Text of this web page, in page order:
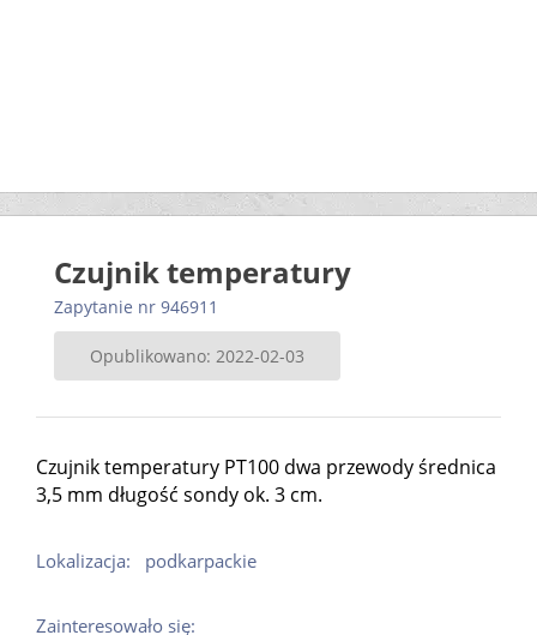
Czujnik temperatury
Zapytanie nr 946911
Opublikowano: 2022-02-03
Czujnik temperatury PT100 dwa przewody średnica
3,5 mm długość sondy ok. 3 cm.
Lokalizacja: podkarpackie
Zainteresowało się: